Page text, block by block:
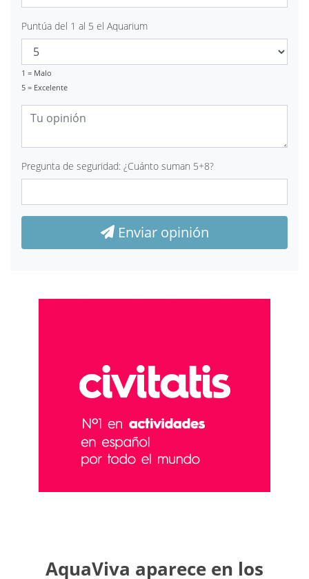
Puntúa del 1 al 5 el Aquarium
1 = Malo
5 = Excelente
Pregunta de seguridad: ¿Cuánto suman 5+8?
Enviar opinión
AquaViva aparece en los